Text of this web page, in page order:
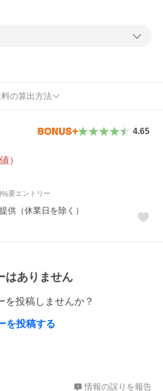
の算出方法
4.65
）
%要エントリー
供（休業日を除く）
はありません
を投稿しませんか？
を投稿する
情報の誤りを報告